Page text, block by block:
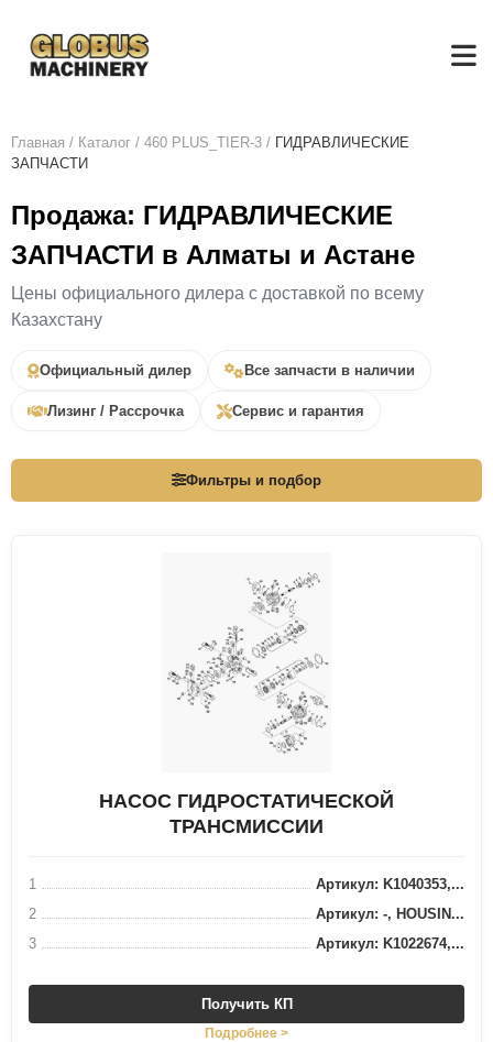
Главная / Каталог / 460 PLUS_TIER-3 / ГИДРАВЛИЧЕСКИЕ
ЗАПЧАСТИ
Продажа: ГИДРАВЛИЧЕСКИЕ
ЗАПЧАСТИ в Алматы и Астане
Цены официального дилера с доставкой по всему
Казахстану
Официальный дилер Все запчасти в наличии
Лизинг / Рассрочка Сервис и гарантия
Фильтры и подбор
НАСОС ГИДРОСТАТИЧЕСКОЙ
ТРАНСМИССИИ
1
Артикул: K1040353,...
2
Артикул: -, HOUSIN...
3
Артикул: K1022674,...
Получить КП
Подробнее >